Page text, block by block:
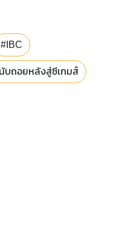
#IBC
บถอยหลังสู่ซีเกมส์